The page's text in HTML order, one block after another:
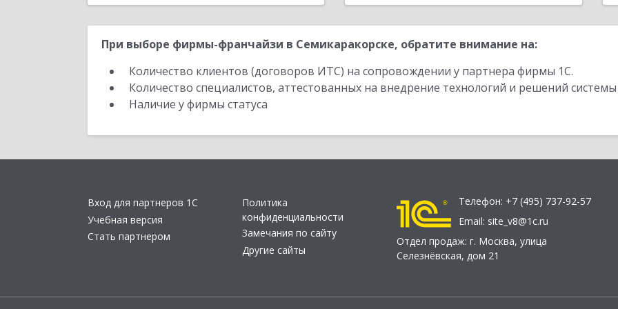
При выборе фирмы-франчайзи в Семикаракорске, обратите внимание на:
Количество клиентов (договоров ИТС) на сопровождении у партнера фирмы 1С.
Количество специалистов, аттестованных на внедрение технологий и решений
Наличие у фирмы статуса
Вход для партнеров 1С
Учебная версия
Стать партнером
Политика
конфиденциальности
Замечания по сайту
Другие сайты
Телефон: +7 (495) 737-92-57
Email: site_v8@1c.ru
Отдел продаж: г. Москва, улица
Селезнёвская, дом 21